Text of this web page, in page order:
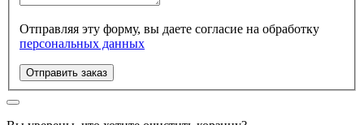
Отправляя эту форму, вы даете согласие на обработку
персональных данных
Отправить заказ